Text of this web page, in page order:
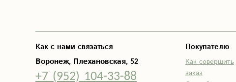
Как с нами связаться
Воронеж, Плехановская, 52
+7 (952) 104-33-88
Покупателю
Как совершить
заказ